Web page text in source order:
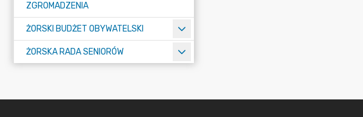
ZGROMADZENIA
ŻORSKI BUDŻET OBYWATELSKI
ŻORSKA RADA SENIORÓW